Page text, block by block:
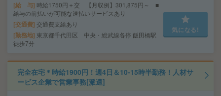
給 与 時給1750円＋交 【月収例】301,875円～ ■
給与の前払いが可能な速払いサービスあり
交通費 交通費支給あり
勤務地 東京都千代田区 中央・総武線各停 飯田橋駅
徒歩7分
気になる!
完全在宅＊時給1900円！週4日＆10-15時半勤務！人材サ
ービス企業で営業事務[派遣]